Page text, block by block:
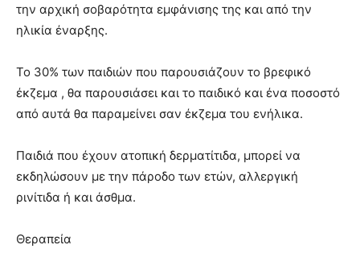
την αρχική σοβαρότητα εμφάνισης της και από την
ηλικία έναρξης.
Το 30% των παιδιών που παρουσιάζουν το βρεφικό
έκζεμα , θα παρουσιάσει και το παιδικό και ένα ποσοστό
από αυτά θα παραμείνει σαν έκζεμα του ενήλικα.
Παιδιά που έχουν ατοπική δερματίτιδα, μπορεί να
εκδηλώσουν με την πάροδο των ετών, αλλεργική
ρινίτιδα ή και άσθμα.
Θεραπεία